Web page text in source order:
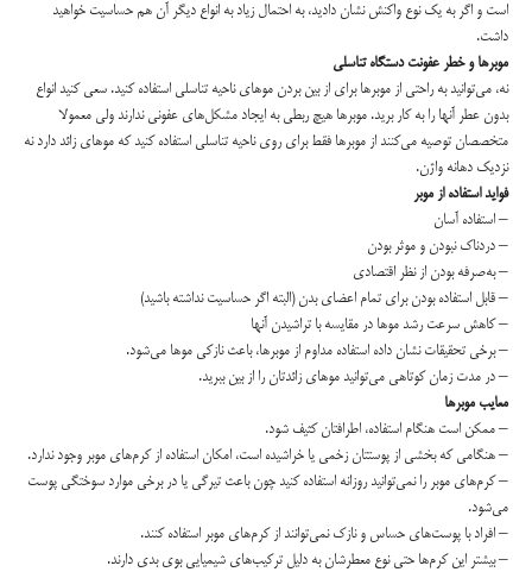
است و اگر به یك نوع واكنش نشان دادید، به احتمال زیاد به انواع دیگر آن هم حساسیت خواهید
داشت.
موبرها و خطر عفونت دستگاه تناسلی
نه، می‌توانید به راحتی از موبرها برای از بین بردن موهای ناحیه تناسلی استفاده كنید. سعی كنید انواع
بدون عطر آنها را به كار برید. موبرها هیچ ربطی به ایجاد مشكل‌های عفونی ندارند ولی معمولا
متخصصان توصیه می‌كنند از موبرها فقط برای روی ناحیه تناسلی استفاده كنید که موهای زائد دارد نه
نزدیك دهانه واژن.
فواید استفاده از موبر
– استفاده آسان
– دردناک نبودن و موثر بودن
– به‌صرفه بودن از نظر اقتصادی
– قابل‌ استفاده بودن برای تمام اعضای بدن (البته اگر حساسیت نداشته باشید)
– كاهش سرعت رشد موها در مقایسه با تراشیدن آنها
– برخی تحقیقات نشان داده استفاده مداوم از موبرها، باعث نازكی موها می‌شود.
– در مدت زمان كوتاهی می‌توانید موهای زائدتان را از بین ببرید.
معایب موبرها
– ممكن است هنگام استفاده، اطرافتان كثیف شود.
– هنگامی كه بخشی از پوستتان زخمی یا خراشیده است، امكان استفاده از كرم‌های موبر وجود ندارد.
– كرم‌های موبر را نمی‌توانید روزانه استفاده كنید چون باعث تیرگی یا در برخی موارد سوختگی پوست
می‌شود.
– افراد با پوست‌های حساس و نازك نمی‌توانند از كرم‌های موبر استفاده كنند.
– بیشتر این كرم‌ها حتی نوع معطرشان به دلیل تركیب‌های شیمیایی بوی بدی دارند.